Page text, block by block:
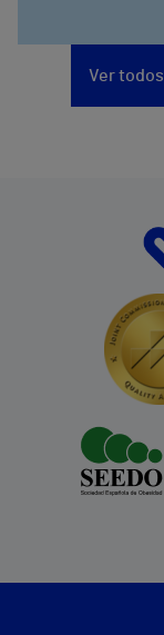
Ver todos